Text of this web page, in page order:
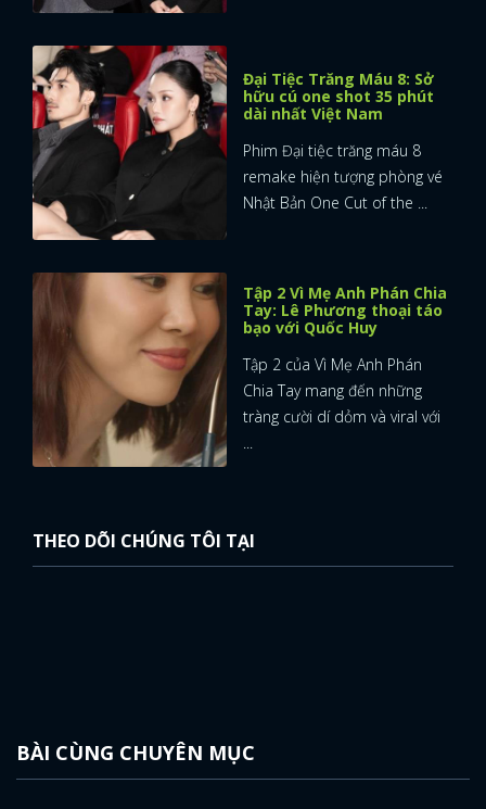
Đại Tiệc Trăng Máu 8: Sở
hữu cú one shot 35 phút
dài nhất Việt Nam
Phim Đại tiệc trăng máu 8
remake hiện tượng phòng vé
Nhật Bản One Cut of the ...
Tập 2 Vì Mẹ Anh Phán Chia
Tay: Lê Phương thoại táo
bạo với Quốc Huy
Tập 2 của Vì Mẹ Anh Phán
Chia Tay mang đến những
tràng cười dí dỏm và viral với
...
THEO DÕI CHÚNG TÔI TẠI
BÀI CÙNG CHUYÊN MỤC